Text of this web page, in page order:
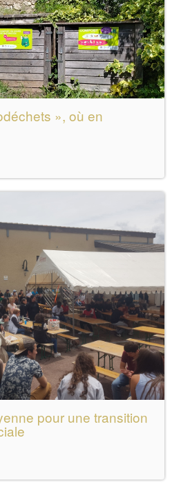
», où en
pour une transition